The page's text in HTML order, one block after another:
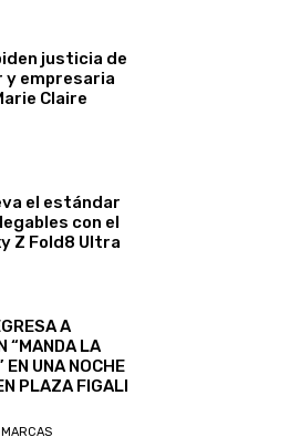
justicia de
y empresaria
Claire
el estándar
con el
Z Fold8 Ultra
A
“MANDA LA
EN UNA NOCHE
PLAZA FIGALI